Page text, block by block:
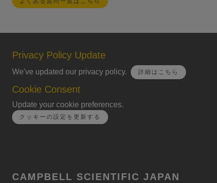
Privacy Policy Update
We've updated our privacy policy. 詳細はこちら
Cookie Consent
Update your cookie preferences.
クッキーの設定を更新する
CAMPBELL SCIENTIFIC JAPAN